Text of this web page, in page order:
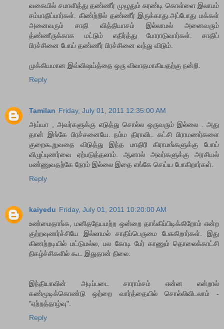
வகையில் சமாளித்து தண்ணீர் முழுதும் சுரண்டி கொள்ளை இலாபம்
சம்பாதிப்பார்கள். கிண்ற்றில் தண்ணீர் இருக்காது.அப்போது மக்கள்
அனைவரும் சாதி வித்தியாசம் இல்லாமல் அனைவரும்
த்ண்ணீருக்காக மட்டும் எதிர்த்து போராடுவார்கள். சாதிப்
பிரச்சினை போய் தண்ணீர் பிரச்சினை வந்து விடும்.
முக்கியமான இவ்விஷய்த்தை ஒரு விவாதமாகியதற்கு நன்றி.
Reply
Tamilan Friday, July 01, 2011 12:35:00 AM
அய்யா , அவர்களுக்கு எடுத்து சொல்ல ஒருவரும் இல்லை . அது
தான் இங்கே பிரச்சனையே. நம்ம திராவிட கட்சி பிராமணர்களை
குறைகூறுவதை விடுத்து இந்த மாதிரி கிராமங்களுக்கு போய்
விழுப்புணர்வை ஏற்படுத்தலாம். ஆனால் அவர்களுக்கு அரசியல்
பண்ணுவதற்கே நேரம் இல்லை இதை எங்கே செய்ய போகிறார்கள்.
Reply
kaiyedu Friday, July 01, 2011 10:20:00 AM
உண்மைதாங்க, மனிதநேயமற்ற ஒன்றை தாங்கிப்பிடிக்கிறோம் என்ற
குற்றவுணர்ச்சியே இல்லாமல் சாதிப்பெருமை பேசுகிறார்கள். இது
கிணற்றடியில் மட்டுமல்ல, பல கோடி பேர் காணும் தொலைக்காட்சி
நிகழ்ச்சிகளில் கூட இதுதான் நிலை.
இந்தியாவின் அடிப்படை சாராம்சம் என்ன என்றால்
கண்மூடிக்கொண்டு ஒற்றை வார்த்தையில் சொல்லிவிடலாம் -
"ஏற்றத்தாழ்வு".
Reply